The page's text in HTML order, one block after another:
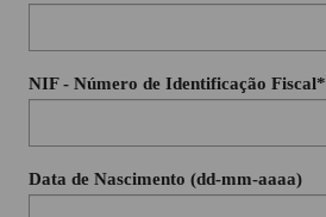
NIF - Número de Identificação Fiscal*
Data de Nascimento (dd-mm-aaaa)